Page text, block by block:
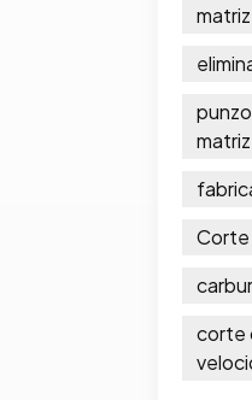
matriz
Corte
corte